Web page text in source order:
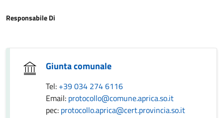
Responsabile Di
Giunta comunale
Tel: +39 034 274 6116
Email: protocollo@comune.aprica.so.it
pec: protocollo.aprica@cert.provincia.so.it